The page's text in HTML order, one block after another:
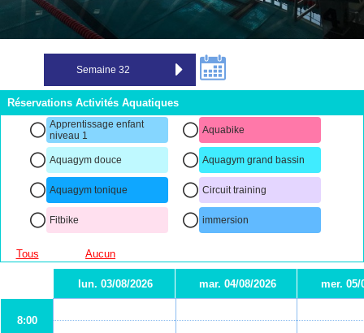
Réservations Activités Aquatiques
Apprentissage enfant
niveau 1
Aquabike
Aquagym douce Aquagym grand bassin
Aquagym tonique Circuit training
Fitbike immersion
Tous Aucun
lun. 03/08/2026 mar. 04/08/2026 mer. 05/
8:00